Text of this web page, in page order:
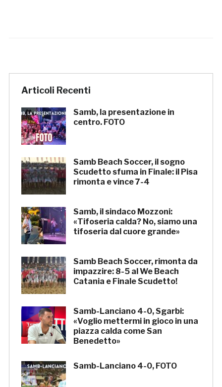
Articoli Recenti
Samb, la presentazione in
centro. FOTO
Samb Beach Soccer, il sogno
Scudetto sfuma in Finale: il Pisa
rimonta e vince 7-4
Samb, il sindaco Mozzoni:
«Tifoseria calda? No, siamo una
tifoseria dal cuore grande»
Samb Beach Soccer, rimonta da
impazzire: 8-5 al We Beach
Catania e Finale Scudetto!
Samb-Lanciano 4-0, Sgarbi:
«Voglio mettermi in gioco in una
piazza calda come San
Benedetto»
Samb-Lanciano 4-0, FOTO